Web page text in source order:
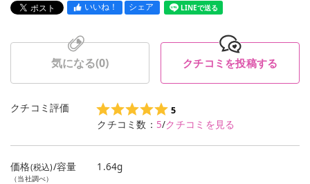
いいね！ シェア LINEで送る
気になる(0) クチコミを投稿する
クチコミ評価 5
クチコミ数： 5/クチコミを見る
価格(税込)/容量
（当社調べ）
1.64g